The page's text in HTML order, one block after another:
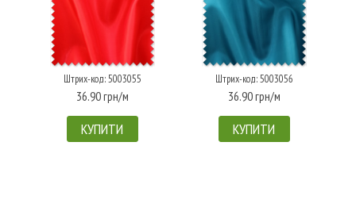
Штрих-код: 5003055
36.90 грн/м
КУПИТИ
Штрих-код: 5003056
36.90 грн/м
КУПИТИ